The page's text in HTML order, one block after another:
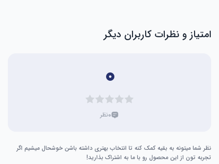
امتیاز و نظرات کاربران دیگر
۰
۰نظر
نظر شما میتونه به بقیه کمک کنه تا انتخاب بهتری داشته باشن خوشحال میشیم اگر
تجربه تون از این محصول رو با ما به اشتراک بذارید!